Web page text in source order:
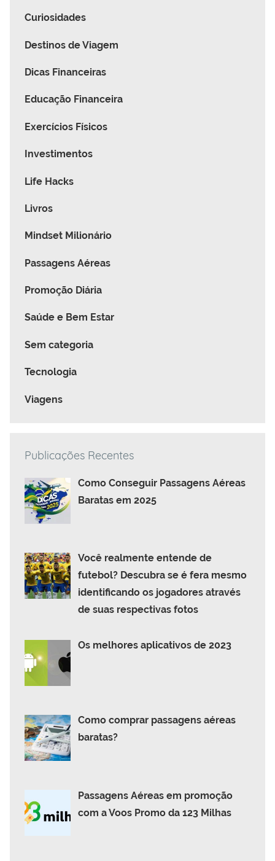
Curiosidades
Destinos de Viagem
Dicas Financeiras
Educação Financeira
Exercícios Físicos
Investimentos
Life Hacks
Livros
Mindset Milionário
Passagens Aéreas
Promoção Diária
Saúde e Bem Estar
Sem categoria
Tecnologia
Viagens
Publicações Recentes
Como Conseguir Passagens Aéreas
Baratas em 2025
Você realmente entende de
futebol? Descubra se é fera mesmo
identificando os jogadores através
de suas respectivas fotos
Os melhores aplicativos de 2023
Como comprar passagens aéreas
baratas?
Passagens Aéreas em promoção
com a Voos Promo da 123 Milhas